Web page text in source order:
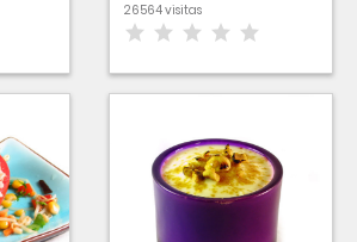
26564 visitas